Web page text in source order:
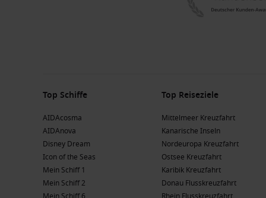
Top Schiffe
AIDAcosma
AIDAnova
Disney Dream
Icon of the Seas
Mein Schiff 1
Mein Schiff 2
Top Reiseziele
Mittelmeer Kreuzfahrt
Kanarische Inseln
Nordeuropa Kreuzfahrt
Ostsee Kreuzfahrt
Karibik Kreuzfahrt
Donau Flusskreuzfahrt